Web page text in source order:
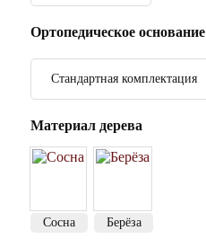
Ортопедическое основание
Стандартная комплектация
Материал дерева
Сосна Берёза